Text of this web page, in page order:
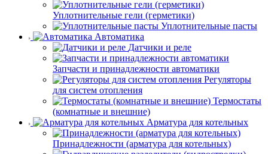
Уплотнительные гели (герметики)
Уплотнительные пасты
Автоматика
Датчики и реле
Запчасти и принадлежности автоматики
Регуляторы
для систем отопления
Термостаты
(комнатные и внешние)
Арматура для котельных
Принадлежности (арматура для котельных)